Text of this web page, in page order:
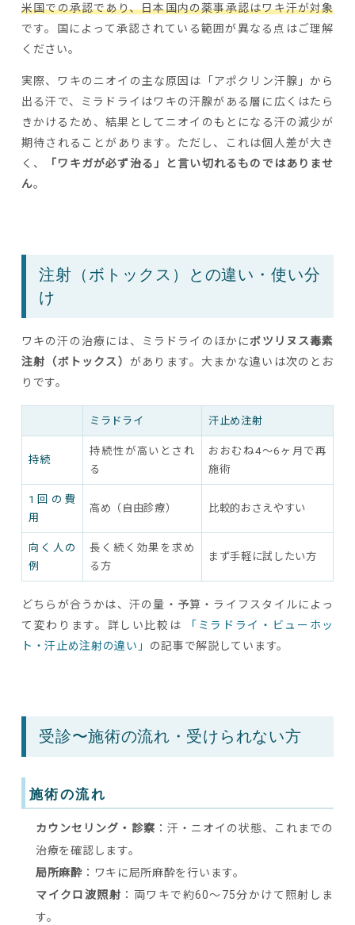
米国での承認であり、日本国内の薬事承認はワキ汗が対象
です。国によって承認されている範囲が異なる点はご理解
ください。
実際、ワキのニオイの主な原因は「アポクリン汗腺」から
出る汗で、ミラドライはワキの汗腺がある層に広くはたら
きかけるため、結果としてニオイのもとになる汗の減少が
期待されることがあります。ただし、これは個人差が大き
く、
「ワキガが必ず治る」と言い切れるものではありませ
ん。
注射（ボトックス）との違い・使い分
け
ワキの汗の治療には、ミラドライのほかにボツリヌス毒素
注射（ボトックス） があります。大まかな違いは次のとお
りです。
ミラドライ 汗止め注射
持続
持続性が高いとされ
る
おおむね4〜6ヶ月で再
施術
1回の費
用
高め（自由診療） 比較的おさえやすい
向く人の
例
長く続く効果を求め
る方
まず手軽に試したい方
どちらが合うかは、汗の量・予算・ライフスタイルによっ
て変わります。詳しい比較は
「ミラドライ・ビューホッ
ト・汗止め注射の違い」 の記事で解説しています。
受診〜施術の流れ・受けられない方
施術の流れ
カウンセリング・診察：汗・ニオイの状態、これまでの
治療を確認します。
局所麻酔：ワキに局所麻酔を行います。
マイクロ波照射 ：両ワキで約60〜75分かけて照射しま
す。